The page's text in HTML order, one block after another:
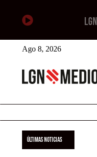

Ago 8, 2026
ÚLTIMAS NOTICIAS